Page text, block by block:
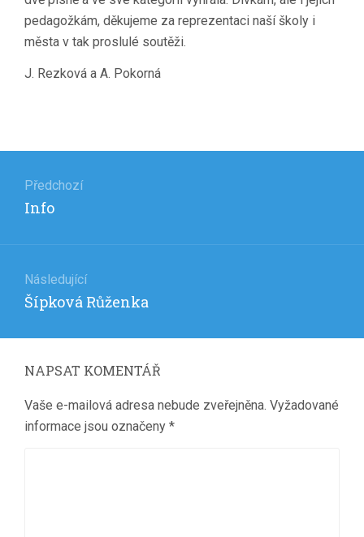
pedagožkám, děkujeme za reprezentaci naší školy i
města v tak proslulé soutěži.
J. Rezková a A. Pokorná
pro
příspěvek
Předchozí
Předchozí
Info
Následující
Následující
Šípková Růženka
NAPSAT KOMENTÁŘ
Vaše e-mailová adresa nebude zveřejněna. Vyžadované
informace jsou označeny *